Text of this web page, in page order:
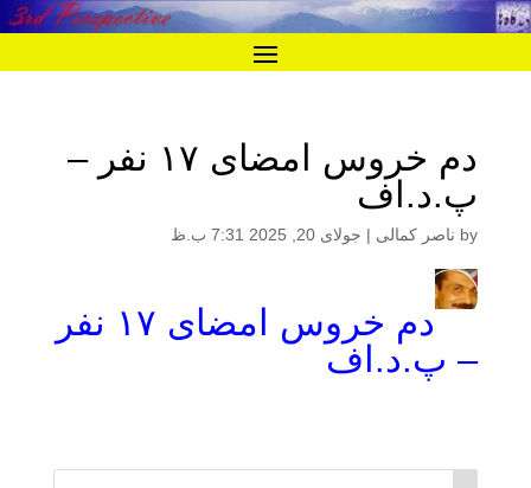
دم خروس امضای ۱۷ نفر –
پ.د.اف
by ناصر کمالی | جولای 20, 2025 7:31 ب.ظ
دم خروس امضای ۱۷ نفر
– پ.د.اف